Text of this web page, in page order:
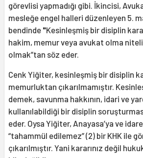
görevlisi yapmadığı gibi. İkincisi,
mesleğe engel halleri düzenleyen 5.
bendinde "Kesinleşmiş bir disiplin
hakim, memur veya avukat olma
olmak”tan söz eder.
Cenk Yiğiter, kesinleşmiş bir disiplin
memurluktan çıkarılmamıştır.
demek, savunma hakkının, idari ve
kullanılabildiği bir disiplin
eder. Oysa Yiğiter, Anayasa’ya ve
“tahammül edilemez” (2) bir KHK ile
çıkarılmıştır. Yani kararınız değil